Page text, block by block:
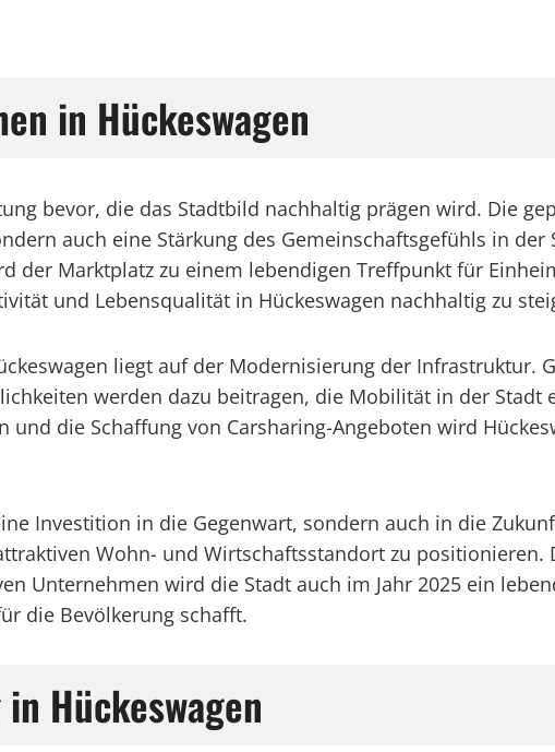
in Hückeswagen
bevor, die das Stadtbild nachhaltig prägen wird. Die
auch eine Stärkung des Gemeinschaftsgefühls in der
der Marktplatz zu einem lebendigen Treffpunkt für
und Lebensqualität in Hückeswagen nachhaltig zu
liegt auf der Modernisierung der Infrastruktur.
werden dazu beitragen, die Mobilität in der
und die Schaffung von Carsharing-Angeboten wird
Investition in die Gegenwart, sondern auch in die
Wohn- und Wirtschaftsstandort zu positionieren.
Unternehmen wird die Stadt auch im Jahr 2025 ein
die Bevölkerung schafft.
Hückeswagen